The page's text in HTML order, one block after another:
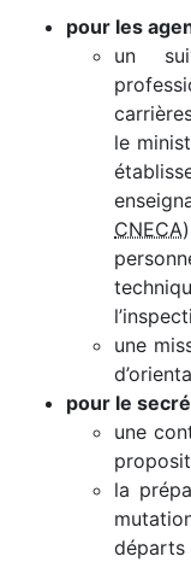
pour les
un
le
CNECA
une
pour le
une
la
départs